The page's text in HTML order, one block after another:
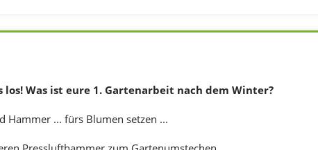
los! Was ist eure 1. Gartenarbeit nach dem Winter?
Hammer ... fürs Blumen setzen ...